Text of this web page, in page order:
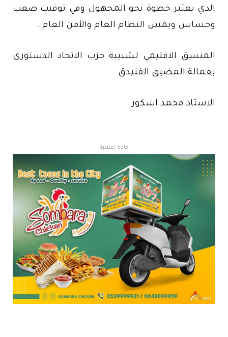
الذي يعتبر خطوة نحو المجهول وفي توقيت صعب
وحساس ويمس النظام العام والأمن العام .
المنسق الاقليمي لشبيبة حزب الاتحاد الدستوري
بعمالة المضيق الفنيدق
الاستاذ محمد اشكور
مادة إعلانية